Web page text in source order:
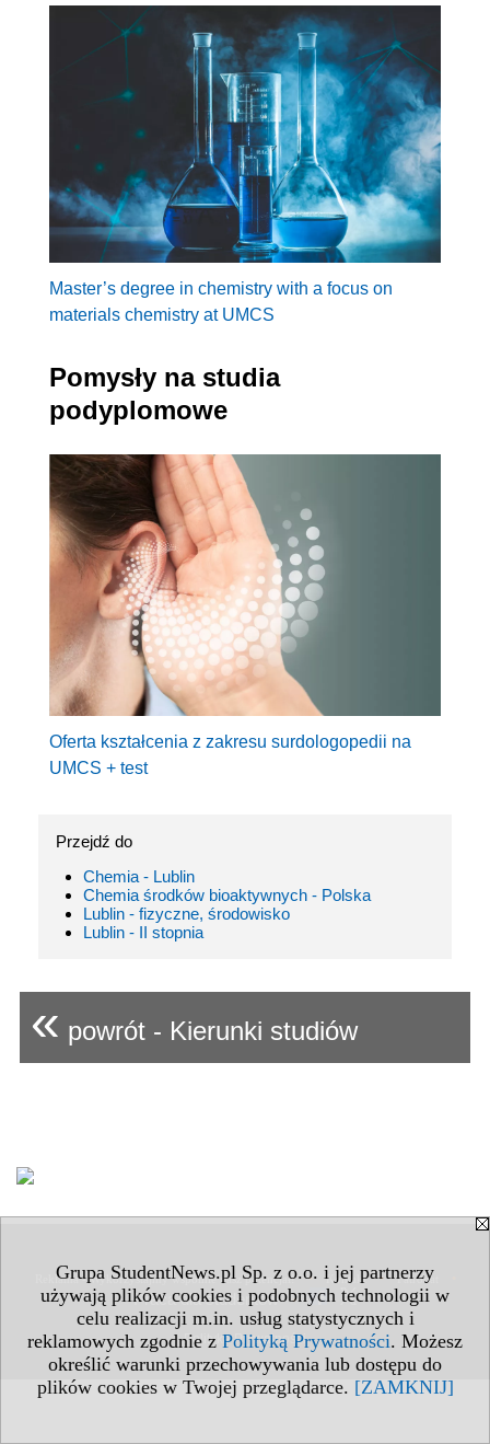
Grupa StudentNews.pl Sp. z o.o. i jej partnerzy
używają plików cookies i podobnych technologii w
celu realizacji m.in. usług statystycznych i
reklamowych zgodnie z Polityką Prywatności. Możesz
określić warunki przechowywania lub dostępu do
plików cookies w Twojej przeglądarce. [ZAMKNIJ]
Master’s degree in chemistry with a focus on
materials chemistry at UMCS
Pomysły na studia
podyplomowe
Oferta kształcenia z zakresu surdologopedii na
UMCS + test
Przejdź do
Chemia - Lublin
Chemia środków bioaktywnych - Polska
Lublin - fizyczne, środowisko
Lublin - II stopnia
« powrót - Kierunki studiów
Reklama - Wykorzystajmy wspólnie nasz potencjał! • Kontakt • Patronat
Praca dla studentów •
Polityka Prywatności